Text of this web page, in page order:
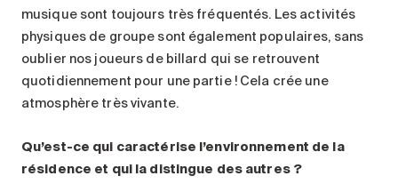
musique sont toujours très fréquentés. Les activités
physiques de groupe sont également populaires, sans
oublier nos joueurs de billard qui se retrouvent
quotidiennement pour une partie ! Cela crée une
atmosphère très vivante.
Qu’est-ce qui caractérise l’environnement de la
résidence et qui la distingue des autres ?